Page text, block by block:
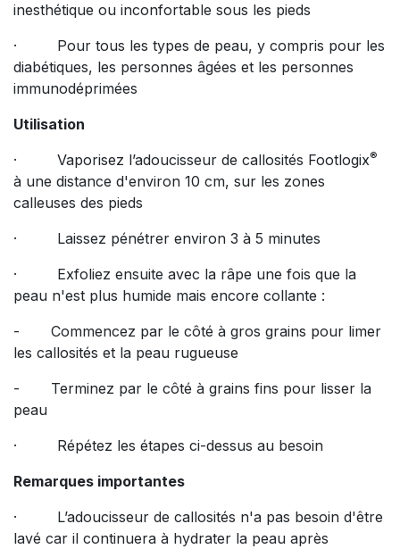
inesthétique ou inconfortable sous les pieds
· Pour tous les types de peau, y compris pour les
diabétiques, les personnes âgées et les personnes
immunodéprimées
Utilisation
· Vaporisez l’adoucisseur de callosités Footlogix®
à une distance d'environ 10 cm, sur les zones
calleuses des pieds
· Laissez pénétrer environ 3 à 5 minutes
· Exfoliez ensuite avec la râpe une fois que la
peau n'est plus humide mais encore collante :
- Commencez par le côté à gros grains pour limer
les callosités et la peau rugueuse
- Terminez par le côté à grains fins pour lisser la
peau
· Répétez les étapes ci-dessus au besoin
Remarques importantes
· L’adoucisseur de callosités n'a pas besoin d'être
lavé car il continuera à hydrater la peau après